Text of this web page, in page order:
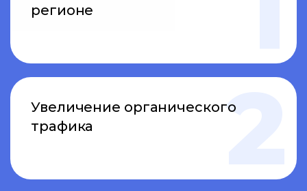
регионе
Увеличение органического
трафика